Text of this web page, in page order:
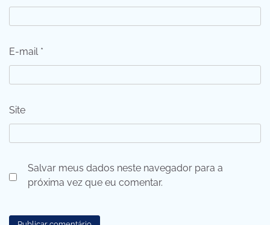
E-mail *
Site
Salvar meus dados neste navegador para a
próxima vez que eu comentar.